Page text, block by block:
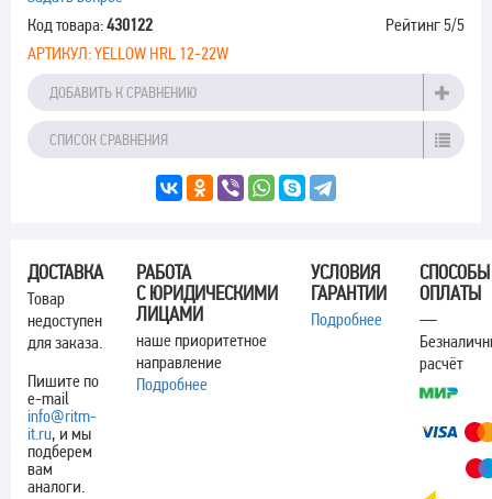
Рейтинг 5/5
Код товара:430122
АРТИКУЛ:YELLOW HRL 12-22W
ДОБАВИТЬ К СРАВНЕНИЮ
СПИСОК СРАВНЕНИЯ
ДОСТАВКА
Товар
недоступен
для заказа.
Пишите по
e-mail
info@ritm-
it.ru, и мы
подберем
вам
аналоги.
РАБОТА
С ЮРИДИЧЕСКИМИ
ЛИЦАМИ
наше приоритетное
направление
Подробнее
УСЛОВИЯ
ГАРАНТИИ
Подробнее
СПОСОБЫ
ОПЛАТЫ
—
расчёт